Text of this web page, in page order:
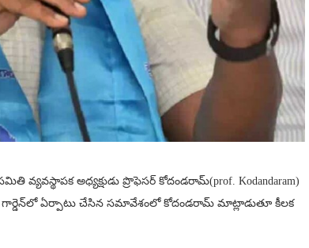
అధ్యక్షుడు ప్రొఫెసర్ కోదండరామ్(prof. Kodandaram)
గార్డెన్‌లో ఏర్పాటు చేసిన సమావేశంలో కోదండరామ్ మాట్లాడుతూ కీలక